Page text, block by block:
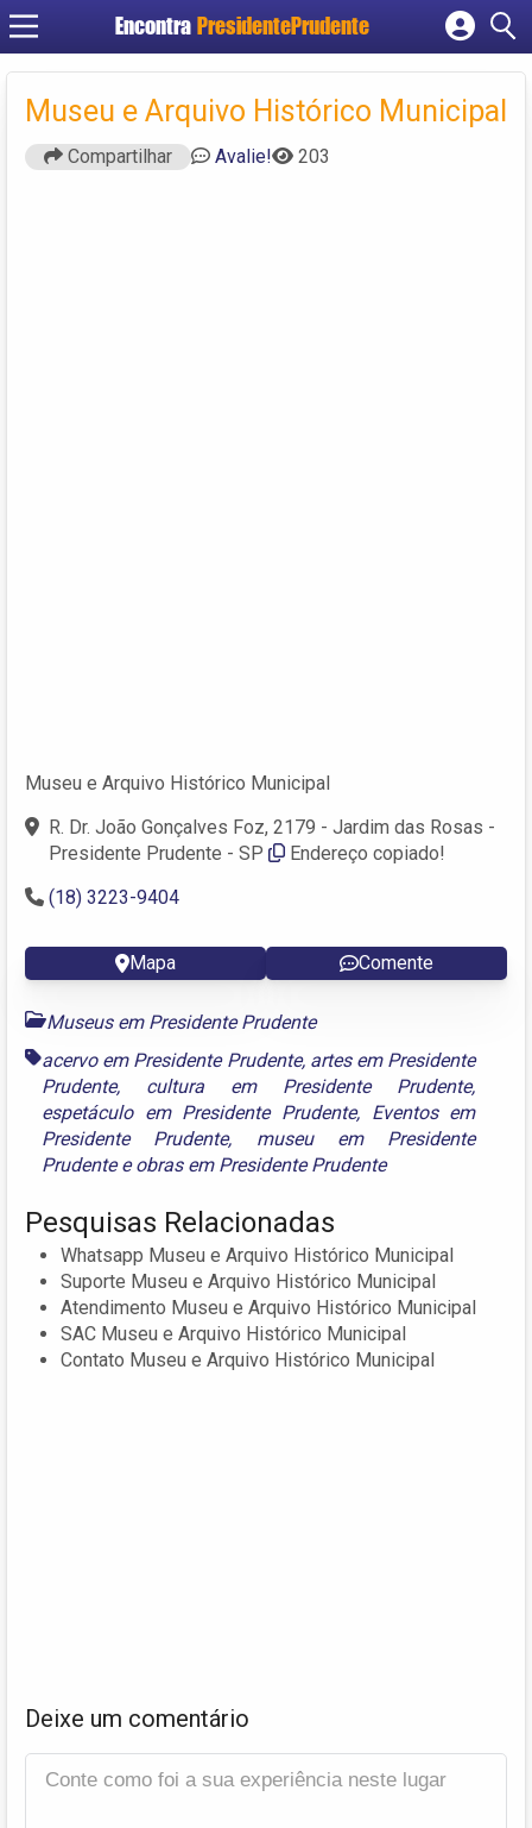
Encontra PresidentePrudente
Cadastrar empresa
Criar conta
Museu e Arquivo Histórico Municipal
Compartilhar Avalie! 203
Museu e Arquivo Histórico Municipal
R. Dr. João Gonçalves Foz, 2179 - Jardim das Rosas -
Presidente Prudente - SP
Endereço copiado!
(18) 3223-9404
Mapa Comente
Museus em Presidente Prudente
acervo em Presidente Prudente, artes em Presidente
Prudente, cultura em Presidente Prudente,
espetáculo em Presidente Prudente, Eventos em
Presidente Prudente, museu em Presidente
Prudenteeobras em Presidente Prudente
Pesquisas Relacionadas
Whatsapp Museu e Arquivo Histórico Municipal
Suporte Museu e Arquivo Histórico Municipal
Atendimento Museu e Arquivo Histórico Municipal
SAC Museu e Arquivo Histórico Municipal
Contato Museu e Arquivo Histórico Municipal
Deixe um comentário